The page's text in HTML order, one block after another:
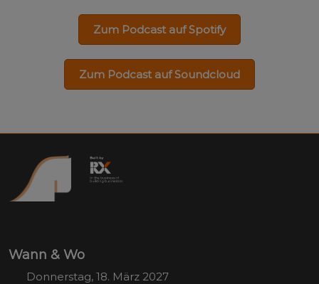
Zum Podcast auf Spotify
Zum Podcast auf Soundcloud
Wann & Wo
Donnerstag, 18. März 2027